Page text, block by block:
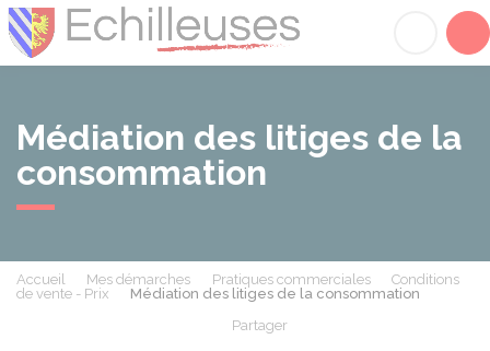
Médiation des litiges de la
consommation
Accueil Mes démarches Pratiques commerciales
Conditions
de vente - Prix
Médiation des litiges de la consommation
Partager